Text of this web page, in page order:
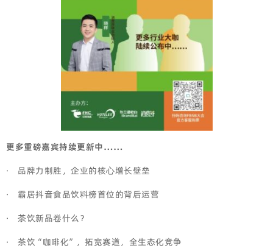
更多重磅嘉宾持续更新中……
· 品牌力制胜，企业的核⼼增⻓壁垒
· 霸居抖音食品饮料榜首位的背后运营
· 茶饮新品卷什么？
· 茶饮“咖啡化”，拓宽赛道，全生态化竞争